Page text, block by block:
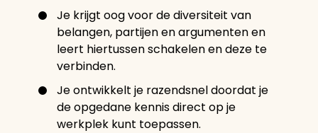
Je krijgt oog voor de diversiteit van
belangen, partijen en argumenten en
leert hiertussen schakelen en deze te
verbinden.
Je ontwikkelt je razendsnel doordat je
de opgedane kennis direct op je
werkplek kunt toepassen.